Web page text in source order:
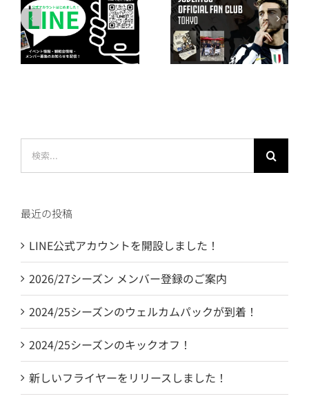
2026/27シーズ
ン メンバー登録
のご案内
2024/25シーズ
ンのウェルカム
パックが到着！
最近の投稿
LINE公式アカウントを開設しました！
2026/27シーズン メンバー登録のご案内
2024/25シーズンのウェルカムパックが到着！
2024/25シーズンのキックオフ！
新しいフライヤーをリリースしました！